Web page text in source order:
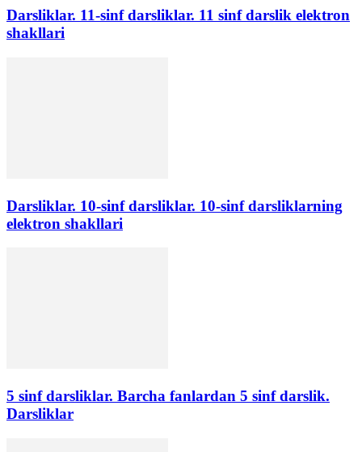
Darsliklar. 11-sinf darsliklar. 11 sinf darslik elektron
shakllari
Darsliklar. 10-sinf darsliklar. 10-sinf darsliklarning
elektron shakllari
5 sinf darsliklar. Barcha fanlardan 5 sinf darslik.
Darsliklar